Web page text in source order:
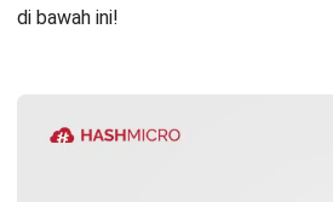
di bawah ini!